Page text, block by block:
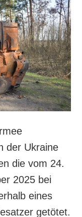
der Ukraine
die vom 24.
2025 bei
eines
getötet.